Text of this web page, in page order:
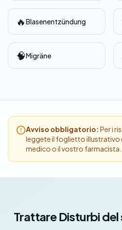
🔥Blasenentzündung
🧠Migräne
Avviso obbligatorio: Per i
leggete il foglietto illustrativo
medico o il vostro farmacista.
Trattare Disturbi del